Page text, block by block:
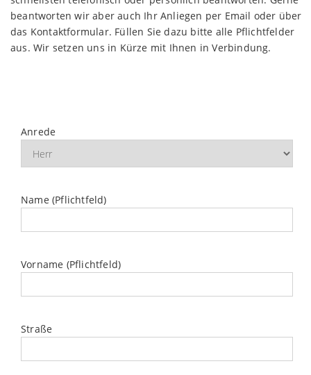
beantworten wir aber auch Ihr Anliegen per Email oder über
das Kontaktformular. Füllen Sie dazu bitte alle Pflichtfelder
aus. Wir setzen uns in Kürze mit Ihnen in Verbindung.
Anrede
Name (Pflichtfeld)
Vorname (Pflichtfeld)
Straße